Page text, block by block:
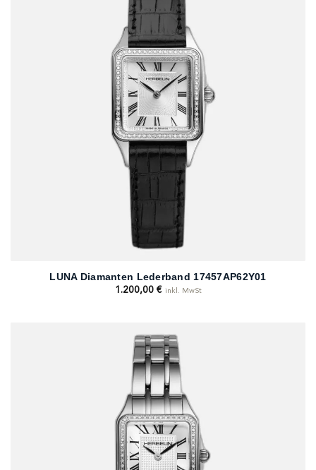
LUNA Diamanten Lederband 17457AP62Y01
1.200,00 € inkl. MwSt